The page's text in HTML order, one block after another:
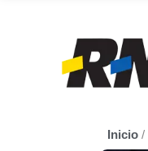
Inicio /